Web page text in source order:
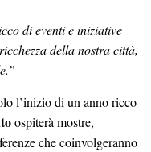
di eventi e iniziative
della nostra città,
l’inizio di un anno ricco
ospiterà mostre,
che coinvolgeranno